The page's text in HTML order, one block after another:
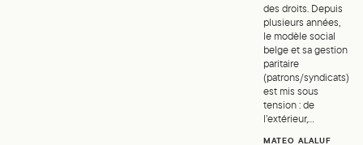
des droits. Depuis
plusieurs années,
le modèle social
belge et sa gestion
paritaire
(patrons/syndicats)
est mis sous
tension : de
l’extérieur,...
MATEO ALALUF